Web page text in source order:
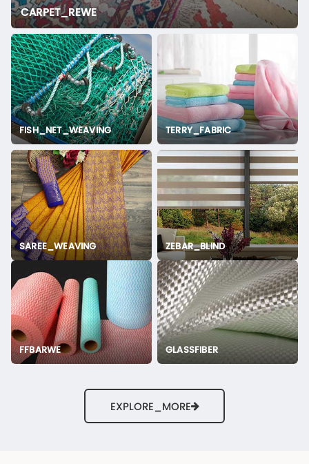
CARPET_REWE
FISH_NET_WEAVING TERRY_FABRIC
SAREE_WEAVING ZEBAR_BLIND
FFBARWE GLASSFIBER
EXPLORE_MORE